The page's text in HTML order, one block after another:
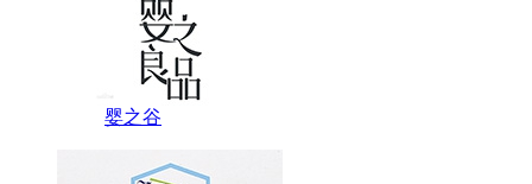
婴之谷